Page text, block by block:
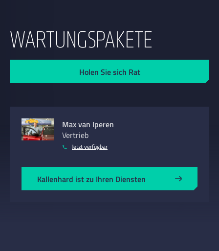
WARTUNGSPAKETE
Holen Sie sich Rat
Max van Iperen
Vertrieb
Jetzt verfügbar
Kallenhard ist zu Ihren Diensten